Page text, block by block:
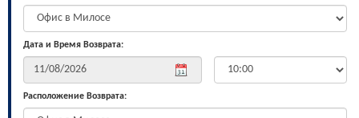
Дата и Время Возврата:
Расположение Возврата: